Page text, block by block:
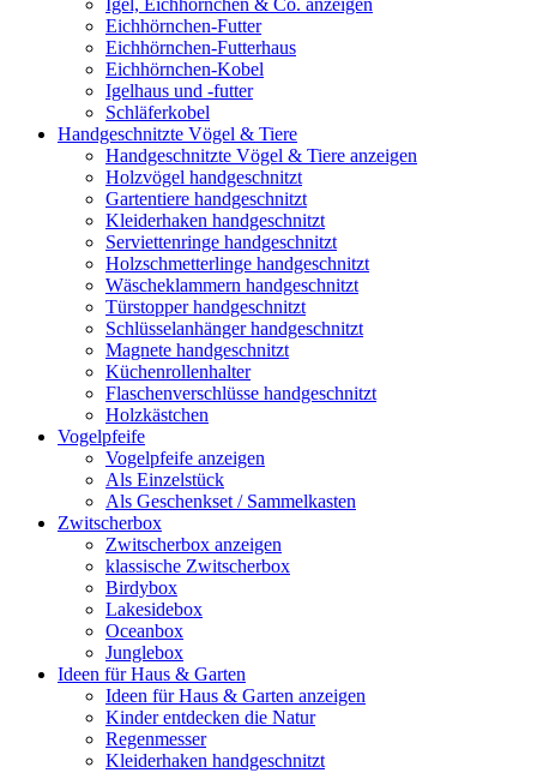
Igel, Eichhörnchen & Co. anzeigen
Eichhörnchen-Futter
Eichhörnchen-Futterhaus
Eichhörnchen-Kobel
Igelhaus und -futter
Schläferkobel
Handgeschnitzte Vögel & Tiere
Handgeschnitzte Vögel & Tiere anzeigen
Holzvögel handgeschnitzt
Gartentiere handgeschnitzt
Kleiderhaken handgeschnitzt
Serviettenringe handgeschnitzt
Holzschmetterlinge handgeschnitzt
Wäscheklammern handgeschnitzt
Türstopper handgeschnitzt
Schlüsselanhänger handgeschnitzt
Magnete handgeschnitzt
Küchenrollenhalter
Flaschenverschlüsse handgeschnitzt
Holzkästchen
Vogelpfeife
Vogelpfeife anzeigen
Als Einzelstück
Als Geschenkset / Sammelkasten
Zwitscherbox
Zwitscherbox anzeigen
klassische Zwitscherbox
Birdybox
Lakesidebox
Oceanbox
Junglebox
Ideen für Haus & Garten
Ideen für Haus & Garten anzeigen
Kinder entdecken die Natur
Regenmesser
Kleiderhaken handgeschnitzt